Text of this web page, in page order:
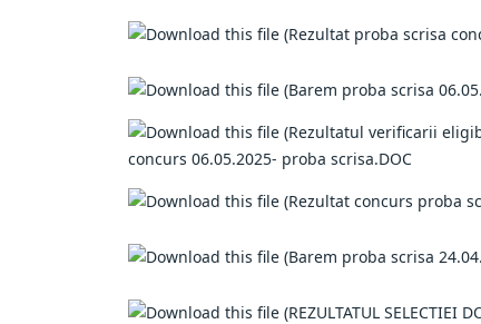
concurs 06.05.2025- proba scrisa.DOC